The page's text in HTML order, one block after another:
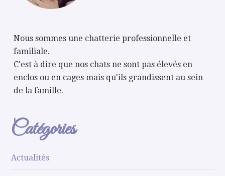
Nous sommes une chatterie professionnelle et
familiale.
C'est à dire que nos chats ne sont pas élevés en
enclos ou en cages mais qu'ils grandissent au sein
de la famille.
Catégories
Actualités